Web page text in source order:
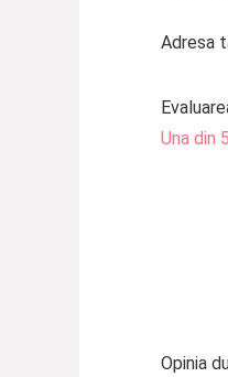
Adresa
Una din
Opinia